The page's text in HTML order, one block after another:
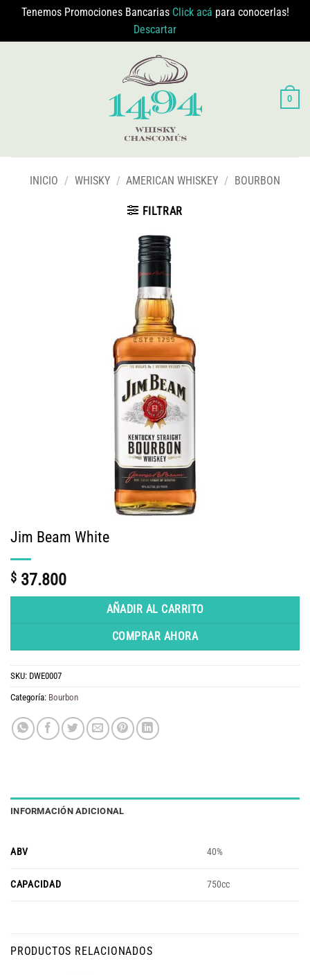
Tenemos Promociones Bancarias Click acá para conocerlas!
Descartar
0
INICIO / WHISKY / AMERICAN WHISKEY / BOURBON
FILTRAR
Jim Beam White
$ 37.800
AÑADIR AL CARRITO
COMPRAR AHORA
SKU: DWE0007
Categoría: Bourbon
INFORMACIÓN ADICIONAL
ABV 40%
CAPACIDAD 750cc
PRODUCTOS RELACIONADOS